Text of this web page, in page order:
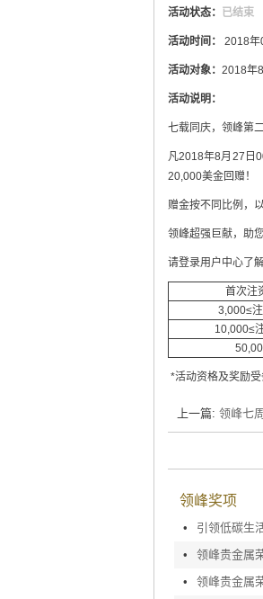
活动状态： 已结束
活动时间： 2018年
活动对象： 2018年
活动说明：
七载同庆，领峰第
凡2018年8月27日
20,000美金回赠！
赠金按不同比例，
领峰超强巨献，助
请登录用户中心了解
首次注
3,000≤
10,000≤
*活动资格及奖励
上一篇: 领峰七
领峰奖项
•
•
•